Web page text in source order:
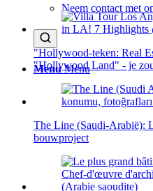
Neem contact met
Menu Menu
"Hollywood-teken: Real
"Hollywood Land" - je
The Line (Saudi-Arabië):
bouwproject